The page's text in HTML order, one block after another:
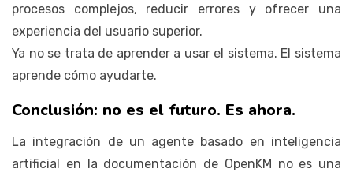
procesos complejos, reducir errores y ofrecer una
experiencia del usuario superior.
Ya no se trata de aprender a usar el sistema. El sistema
aprende cómo ayudarte.
Conclusión: no es el futuro. Es ahora.
La integración de un agente basado en inteligencia
artificial en la documentación de OpenKM no es una